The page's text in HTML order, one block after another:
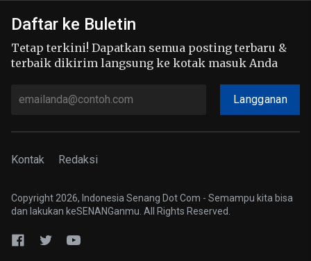
Daftar ke Buletin
Tetap terkini! Dapatkan semua posting terbaru &
terbaik dikirim langsung ke kotak masuk Anda
Langganan
Kontak Redaksi
Copyright 2026, Indonesia Senang Dot Com - Semampu kita bisa
dan lakukan keSENANGanmu. All Rights Reserved.